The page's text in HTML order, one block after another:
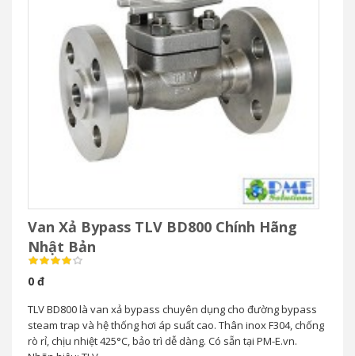
Van Xả Bypass TLV BD800 Chính Hãng
Nhật Bản
0 đ
TLV BD800 là van xả bypass chuyên dụng cho đường bypass
steam trap và hệ thống hơi áp suất cao. Thân inox F304, chống
rò rỉ, chịu nhiệt 425°C, bảo trì dễ dàng. Có sẵn tại PM-E.vn.